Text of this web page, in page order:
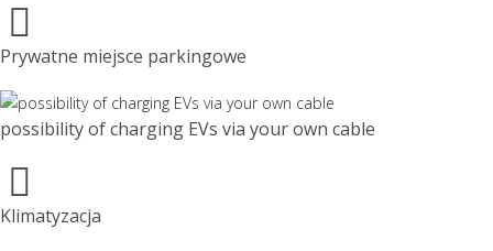
Prywatne miejsce parkingowe
possibility of charging EVs via your own cable
Klimatyzacja